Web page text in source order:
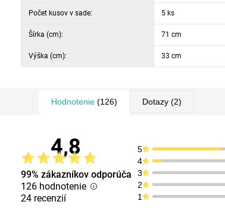
Počet kusov v sade: 5 ks
Šírka (cm): 71 cm
Výška (cm): 33 cm
Hodnotenie (126) Dotazy (2)
4,8
99% zákazníkov odporúča
126 hodnotenie
24 recenzií
5
4
3
2
1